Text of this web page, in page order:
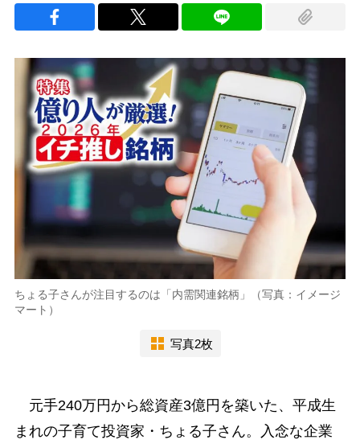
ちょる子さんが注目するのは「内需関連銘柄」（写真：イメージ
マート）
写真2枚
元手240万円から総資産3億円を築いた、平成生
まれの子育て投資家・ちょる子さん。入念な企業